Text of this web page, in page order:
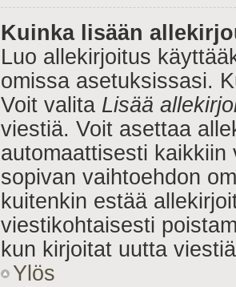
Kuinka lisään
Luo allekirjoitus
omissa asetuksissasi.
Voit valita Lisää
viestiä. Voit asettaa
automaattisesti
sopivan vaihtoehdon
kuitenkin estää
viestikohtaisesti
kun kirjoitat uutta
Ylös